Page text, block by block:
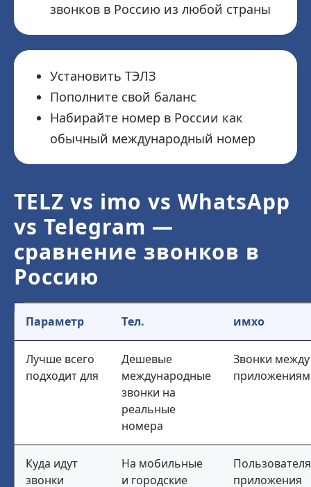
звонков в Россию из любой страны
Установить ТЭЛЗ
Пополните свой баланс
Набирайте номер в России как
обычный международный номер
TELZ vs imo vs WhatsApp
vs Telegram —
сравнение звонков в
Россию
Параметр Тел. имхо
Лучше всего
подходит для
Дешевые
международные
звонки на
реальные
номера
Звонки между
Куда идут
звонки
На мобильные
и городские
приложения